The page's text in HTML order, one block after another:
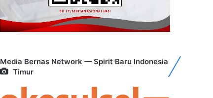
Media Bernas Network — Spirit Baru Indonesia
Timur